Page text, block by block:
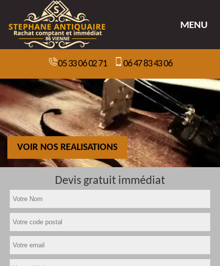
MENU
05 33 06 02 71 06 47 83 43 06
VOIR NOS REALISATIONS
Devis gratuit immédiat